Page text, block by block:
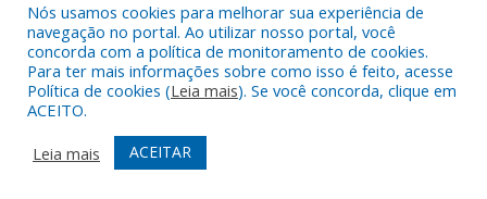
Todos os direitos reservados a Câmara Municipal de Primavera.
Mapa do Site
Acessar Área Administrativa
Acessar Webmail
Nós usamos cookies para melhorar sua experiência de
navegação no portal. Ao utilizar nosso portal, você
concorda com a política de monitoramento de cookies.
Para ter mais informações sobre como isso é feito, acesse
Política de cookies (Leia mais). Se você concorda, clique em
ACEITO.
Leia mais
ACEITAR